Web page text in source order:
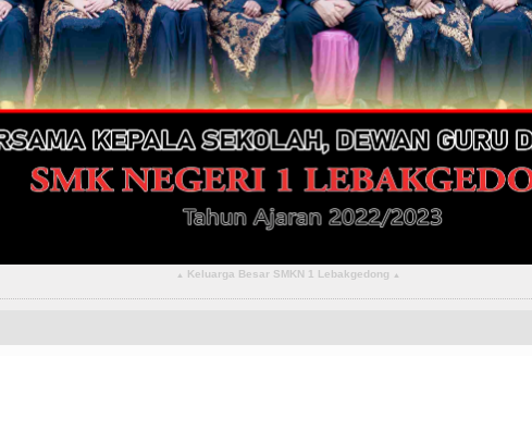
▴ Keluarga Besar SMKN 1 Lebakgedong ▴